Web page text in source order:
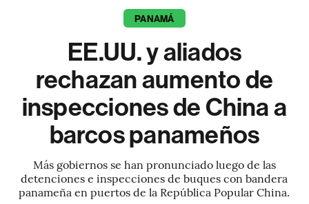
PANAMÁ
EE.UU. y aliados
rechazan aumento de
inspecciones de China a
barcos panameños
Más gobiernos se han pronunciado luego de las
detenciones e inspecciones de buques con bandera
panameña en puertos de la República Popular China.